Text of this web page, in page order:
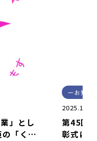
」とし
「くる
お知ら
2025.10.17
第45回
彰式に